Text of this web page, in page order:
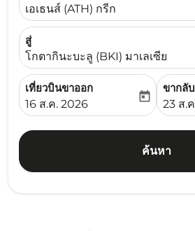
เอเธนส์ (ATH) กรีก
สู่
โกตากินะบะลู (BKI) มาเลเซีย
เที่ยวบินขาออก
fc-booking-departure-date-
16 ส.ค. 2026
today
ขากลับ
fc-
23 ส.
ค้นหา